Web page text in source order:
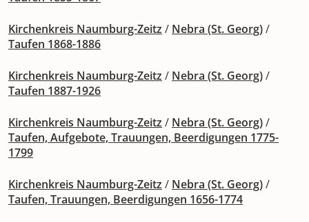
Kirchenkreis Naumburg-Zeitz / Nebra (St. Georg)/
Taufen 1868-1886
Kirchenkreis Naumburg-Zeitz / Nebra (St. Georg)/
Taufen 1887-1926
Kirchenkreis Naumburg-Zeitz / Nebra (St. Georg)/
Taufen, Aufgebote, Trauungen, Beerdigungen 1775-
1799
Kirchenkreis Naumburg-Zeitz / Nebra (St. Georg)/
Taufen, Trauungen, Beerdigungen 1656-1774